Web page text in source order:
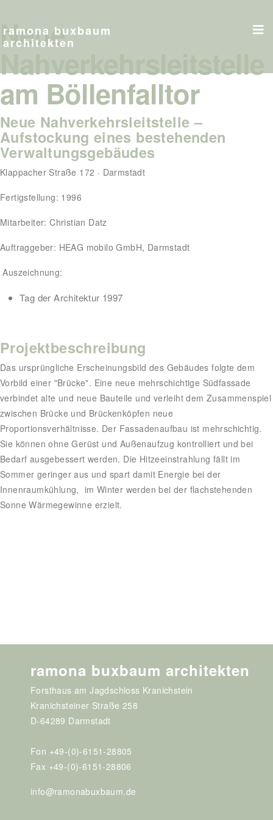
ramona buxbaum
architekten
Neue
Nahverkehrsleitstelle
am Böllenfalltor
Neue Nahverkehrsleitstelle –
Aufstockung eines bestehenden
Verwaltungsgebäudes
Klappacher Straße 172 · Darmstadt
Fertigstellung: 1996
Mitarbeiter: Christian Datz
Auftraggeber: HEAG mobilo GmbH, Darmstadt
Auszeichnung:
Tag der Architektur 1997
Projektbeschreibung
Das ursprüngliche Erscheinungsbild des Gebäudes folgte dem
Vorbild einer "Brücke". Eine neue mehrschichtige Südfassade
verbindet alte und neue Bauteile und verleiht dem Zusammenspiel
zwischen Brücke und Brückenköpfen neue
Proportionsverhältnisse. Der Fassadenaufbau ist mehrschichtig.
Sie können ohne Gerüst und Außenaufzug kontrolliert und bei
Bedarf ausgebessert werden. Die Hitzeeinstrahlung fällt im
Sommer geringer aus und spart damit Energie bei der
Innenraumkühlung, im Winter werden bei der flachstehenden
Sonne Wärmegewinne erzielt.
ramona buxbaum architekten
Forsthaus am Jagdschloss Kranichstein
Kranichsteiner Straße 258
D-64289 Darmstadt
Fon +49-(0)-6151-28805
Fax +49-(0)-6151-28806
info@ramonabuxbaum.de